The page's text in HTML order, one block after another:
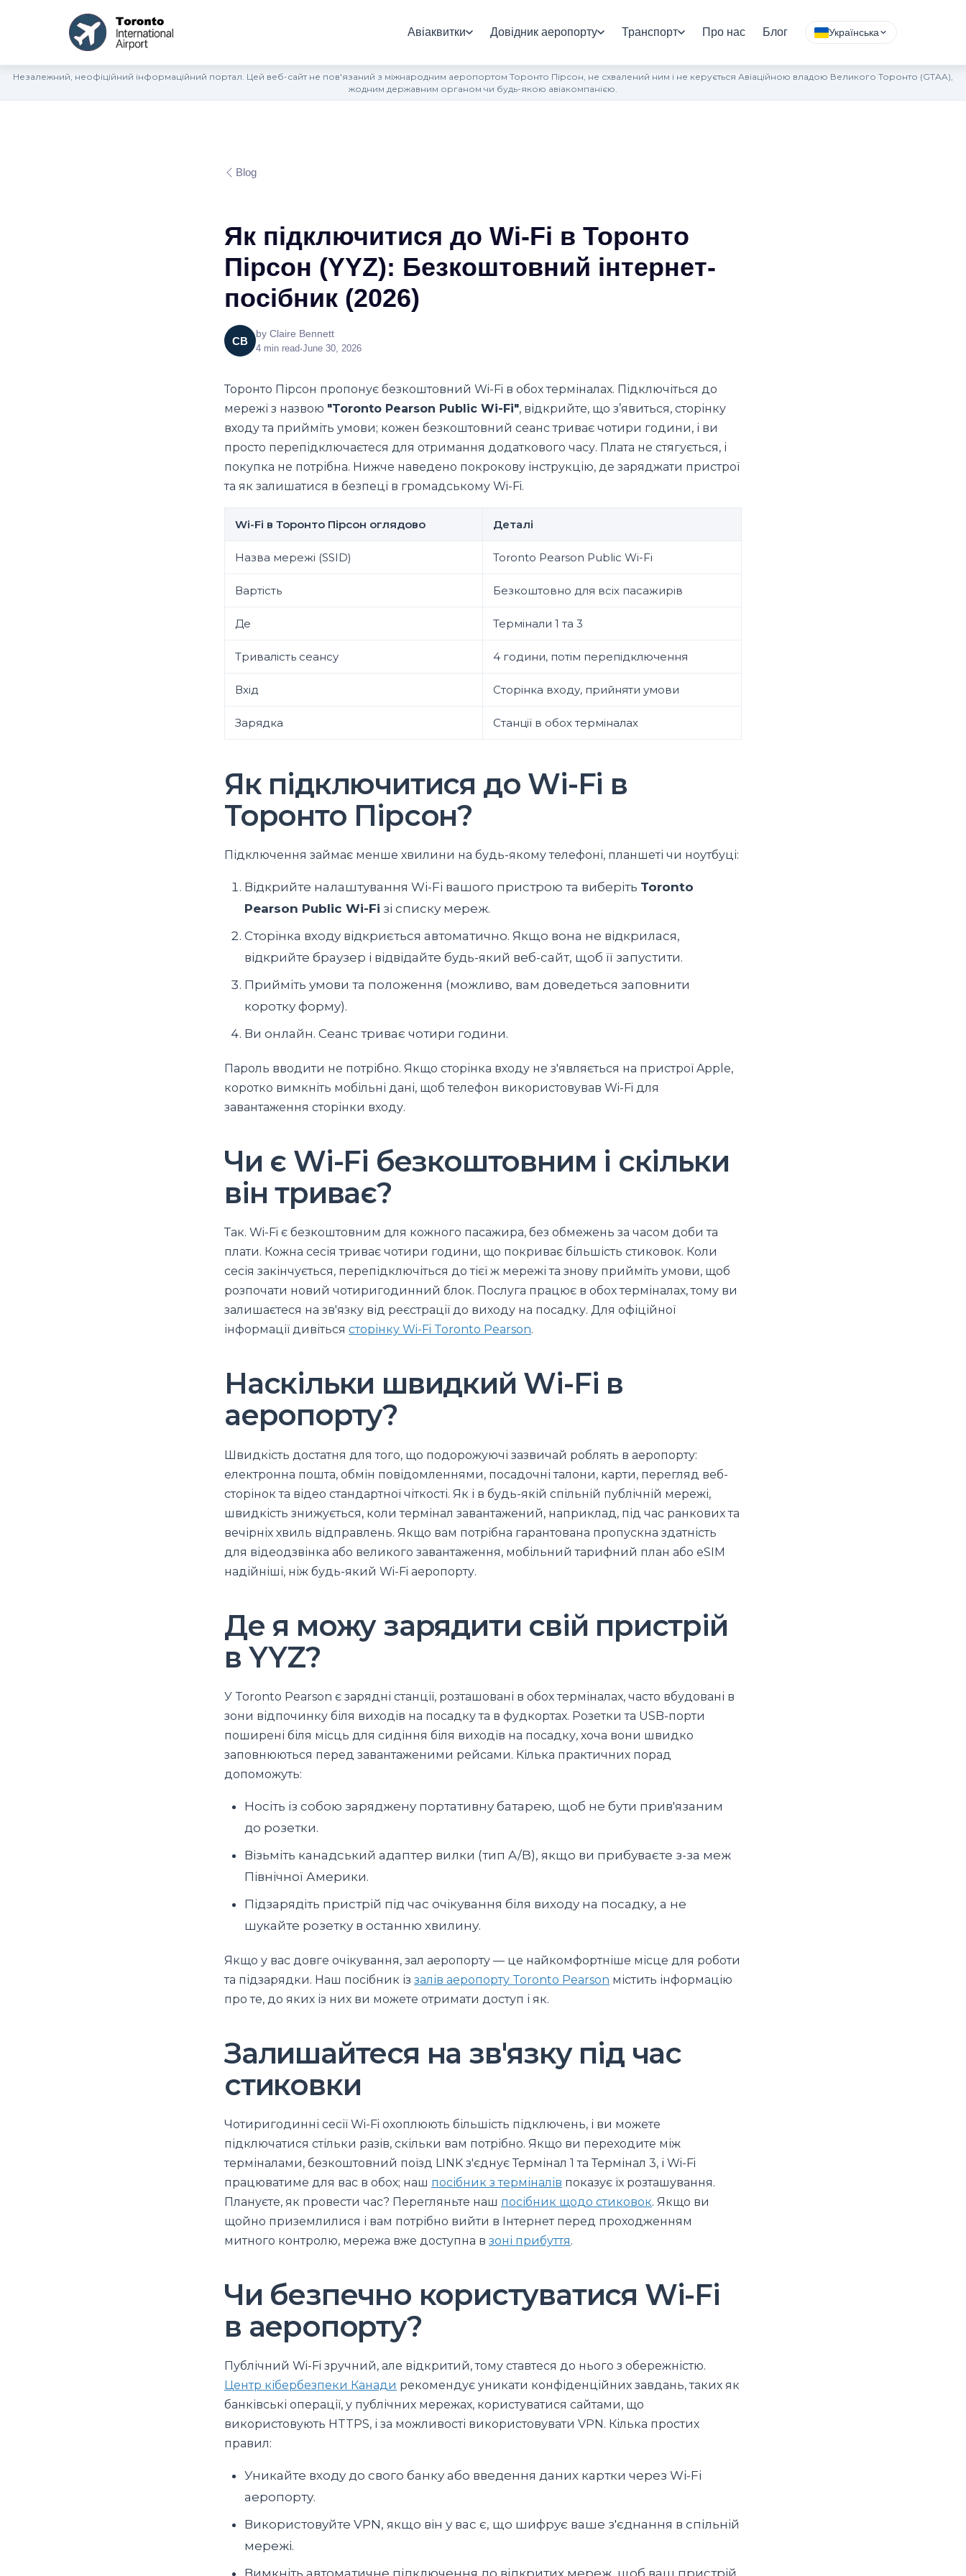
Авіаквитки Довідник аеропорту Транспорт Про нас Блог Українська
Незалежний, неофіційний інформаційний портал. Цей веб-сайт не пов'язаний з міжнародним аеропортом Торонто Пірсон, не схвалений ним і не керується Авіаційною владою Великого Торонто (GTAA),
жодним державним органом чи будь-якою авіакомпанією.
Blog
Як підключитися до Wi-Fi в Торонто
Пірсон (YYZ): Безкоштовний інтернет-
посібник (2026)
CB
by Claire Bennett
4 min read•June 30, 2026
Торонто Пірсон пропонує безкоштовний Wi-Fi в обох терміналах. Підключіться до
мережі з назвою "Toronto Pearson Public Wi-Fi", відкрийте, що з’явиться, сторінку
входу та прийміть умови; кожен безкоштовний сеанс триває чотири години, і ви
просто перепідключаєтеся для отримання додаткового часу. Плата не стягується, і
покупка не потрібна. Нижче наведено покрокову інструкцію, де заряджати пристрої
та як залишатися в безпеці в громадському Wi-Fi.
Wi-Fi в Торонто Пірсон оглядово Деталі
Назва мережі (SSID) Toronto Pearson Public Wi-Fi
Вартість Безкоштовно для всіх пасажирів
Де Термінали 1 та 3
Тривалість сеансу 4 години, потім перепідключення
Вхід Сторінка входу, прийняти умови
Зарядка Станції в обох терміналах
Як підключитися до Wi-Fi в
Торонто Пірсон?
Підключення займає менше хвилини на будь-якому телефоні, планшеті чи ноутбуці:
Відкрийте налаштування Wi-Fi вашого пристрою та виберіть Toronto
Pearson Public Wi-Fi зі списку мереж.
Сторінка входу відкриється автоматично. Якщо вона не відкрилася,
відкрийте браузер і відвідайте будь-який веб-сайт, щоб її запустити.
Прийміть умови та положення (можливо, вам доведеться заповнити
коротку форму).
Ви онлайн. Сеанс триває чотири години.
Пароль вводити не потрібно. Якщо сторінка входу не з'являється на пристрої Apple,
коротко вимкніть мобільні дані, щоб телефон використовував Wi-Fi для
завантаження сторінки входу.
Чи є Wi-Fi безкоштовним і скільки
він триває?
Так. Wi-Fi є безкоштовним для кожного пасажира, без обмежень за часом доби та
плати. Кожна сесія триває чотири години, що покриває більшість стиковок. Коли
сесія закінчується, перепідключіться до тієї ж мережі та знову прийміть умови, щоб
розпочати новий чотиригодинний блок. Послуга працює в обох терміналах, тому ви
залишаєтеся на зв'язку від реєстрації до виходу на посадку. Для офіційної
інформації дивіться сторінку Wi-Fi Toronto Pearson.
Наскільки швидкий Wi-Fi в
аеропорту?
Швидкість достатня для того, що подорожуючі зазвичай роблять в аеропорту:
електронна пошта, обмін повідомленнями, посадочні талони, карти, перегляд веб-
сторінок та відео стандартної чіткості. Як і в будь-якій спільній публічній мережі,
швидкість знижується, коли термінал завантажений, наприклад, під час ранкових та
вечірніх хвиль відправлень. Якщо вам потрібна гарантована пропускна здатність
для відеодзвінка або великого завантаження, мобільний тарифний план або eSIM
надійніші, ніж будь-який Wi-Fi аеропорту.
Де я можу зарядити свій пристрій
в YYZ?
У Toronto Pearson є зарядні станції, розташовані в обох терміналах, часто вбудовані в
зони відпочинку біля виходів на посадку та в фудкортах. Розетки та USB-порти
поширені біля місць для сидіння біля виходів на посадку, хоча вони швидко
заповнюються перед завантаженими рейсами. Кілька практичних порад
допоможуть:
Носіть із собою заряджену портативну батарею, щоб не бути прив'язаним
до розетки.
Візьміть канадський адаптер вилки (тип A/B), якщо ви прибуваєте з-за меж
Північної Америки.
Підзарядіть пристрій під час очікування біля виходу на посадку, а не
шукайте розетку в останню хвилину.
Якщо у вас довге очікування, зал аеропорту — це найкомфортніше місце для роботи
та підзарядки. Наш посібник із залів аеропорту Toronto Pearson містить інформацію
про те, до яких із них ви можете отримати доступ і як.
Залишайтеся на зв'язку під час
стиковки
Чотиригодинні сесії Wi-Fi охоплюють більшість підключень, і ви можете
підключатися стільки разів, скільки вам потрібно. Якщо ви переходите між
терміналами, безкоштовний поїзд LINK з'єднує Термінал 1 та Термінал 3, і Wi-Fi
працюватиме для вас в обох; наш посібник з терміналів показує їх розташування.
Плануєте, як провести час? Перегляньте наш посібник щодо стиковок. Якщо ви
щойно приземлилися і вам потрібно вийти в Інтернет перед проходженням
митного контролю, мережа вже доступна в зоні прибуття.
Чи безпечно користуватися Wi-Fi
в аеропорту?
Публічний Wi-Fi зручний, але відкритий, тому ставтеся до нього з обережністю.
Центр кібербезпеки Канади рекомендує уникати конфіденційних завдань, таких як
банківські операції, у публічних мережах, користуватися сайтами, що
використовують HTTPS, і за можливості використовувати VPN. Кілька простих
правил:
Уникайте входу до свого банку або введення даних картки через Wi-Fi
аеропорту.
Використовуйте VPN, якщо він у вас є, що шифрує ваше з'єднання в спільній
мережі.